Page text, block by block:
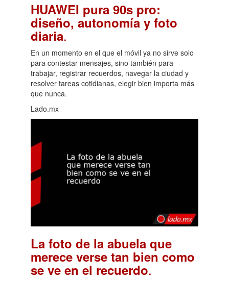
HUAWEI pura 90s pro:
diseño, autonomía y foto
diaria.
En un momento en el que el móvil ya no sirve solo
para contestar mensajes, sino también para
trabajar, registrar recuerdos, navegar la ciudad y
resolver tareas cotidianas, elegir bien importa más
que nunca.
Lado.mx
La foto de la abuela que
merece verse tan bien como
se ve en el recuerdo.